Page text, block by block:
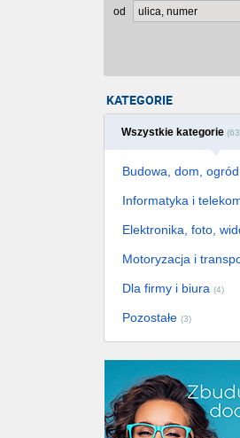
od
KATEGORIE
Wszystkie kategorie
Budowa, dom, ogród
Informatyka i
Elektronika, foto,
Motoryzacja i
Dla firmy i biura (4)
Pozostałe (3)